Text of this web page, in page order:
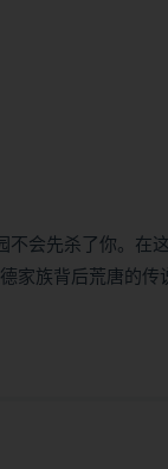
会先杀了你。在
家族背后荒唐的